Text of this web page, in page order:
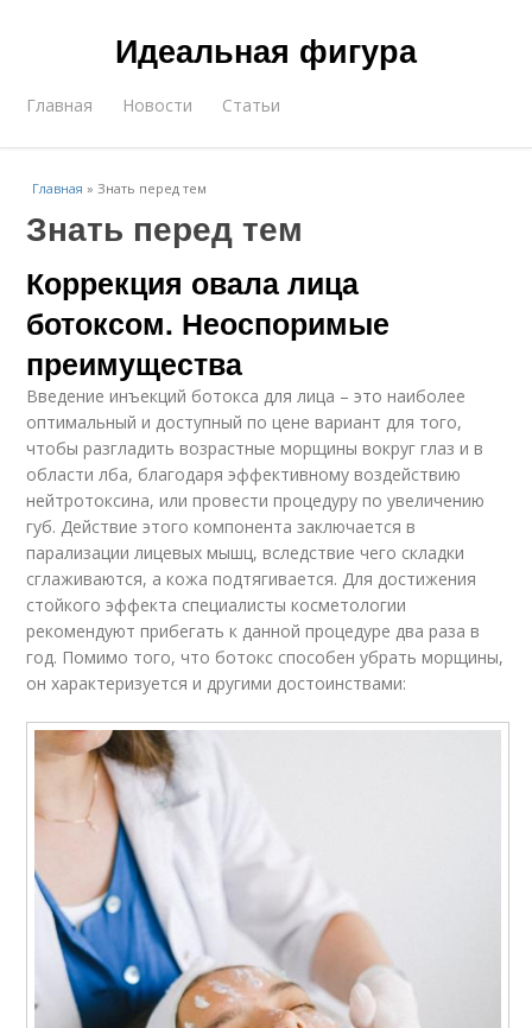
Идеальная фигура
Главная Новости Статьи
Главная »Знать перед тем
Знать перед тем
Коррекция овала лица
ботоксом. Неоспоримые
преимущества
Введение инъекций ботокса для лица – это наиболее
оптимальный и доступный по цене вариант для того,
чтобы разгладить возрастные морщины вокруг глаз и в
области лба, благодаря эффективному воздействию
нейтротоксина, или провести процедуру по увеличению
губ. Действие этого компонента заключается в
парализации лицевых мышц, вследствие чего складки
сглаживаются, а кожа подтягивается. Для достижения
стойкого эффекта специалисты косметологии
рекомендуют прибегать к данной процедуре два раза в
год. Помимо того, что ботокс способен убрать морщины,
он характеризуется и другими достоинствами: